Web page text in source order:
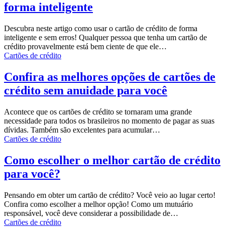
forma inteligente
Descubra neste artigo como usar o cartão de crédito de forma
inteligente e sem erros! Qualquer pessoa que tenha um cartão de
crédito provavelmente está bem ciente de que ele…
Cartões de crédito
Confira as melhores opções de cartões de
crédito sem anuidade para você
Acontece que os cartões de crédito se tornaram uma grande
necessidade para todos os brasileiros no momento de pagar as suas
dívidas. Também são excelentes para acumular…
Cartões de crédito
Como escolher o melhor cartão de crédito
para você?
Pensando em obter um cartão de crédito? Você veio ao lugar certo!
Confira como escolher a melhor opção! Como um mutuário
responsável, você deve considerar a possibilidade de…
Cartões de crédito